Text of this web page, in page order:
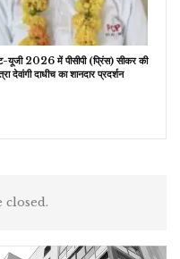
यूजी 2026 में पीसीपी (प्रिंस) सीकर की
देवांगी दाधीच का शानदार प्रदर्शन
closed.